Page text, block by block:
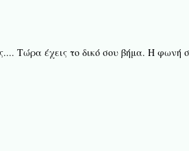
Τώρα έχεις το δικό σου βήμα. Η φωνή